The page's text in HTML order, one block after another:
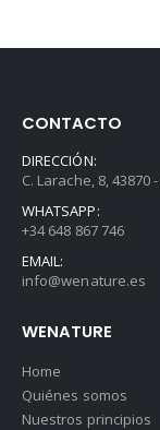
CONTACTO
DIRECCIÓN:
C. Larache, 8, 43870
WHATSAPP:
+34 648 867 746
EMAIL:
info@wenature.es
WENATURE
Home
Quiénes somos
Nuestros principios